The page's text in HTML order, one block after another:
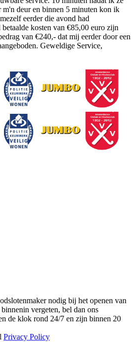
m'n deur en binnen 5 minuten kon ik
eerder die avond had
kosten van €85,00 euro zijn
van €240,- dat mij eerder door een
Geweldige Service,
nodig bij het openen van
vergeten, bel dan ons
de klok rond 24/7 en zijn binnen 20
Privacy Policy